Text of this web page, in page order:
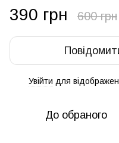
390 грн 600 грн
Увійти для
До обраного